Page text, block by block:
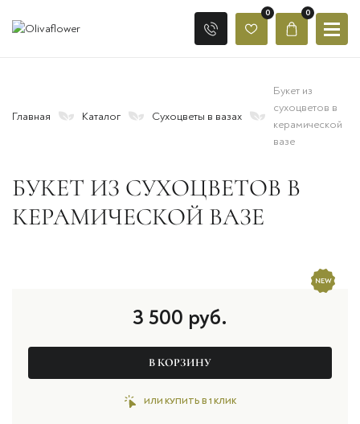
0 0
Главная Каталог Сухоцветы в вазах
Букет из
сухоцветов в
керамической
вазе
БУКЕТ ИЗ СУХОЦВЕТОВ В
КЕРАМИЧЕСКОЙ ВАЗЕ
3 500 руб.
В КОРЗИНУ
ИЛИ КУПИТЬ В 1 КЛИК